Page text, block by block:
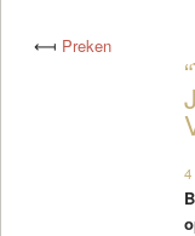
⟻ Preken